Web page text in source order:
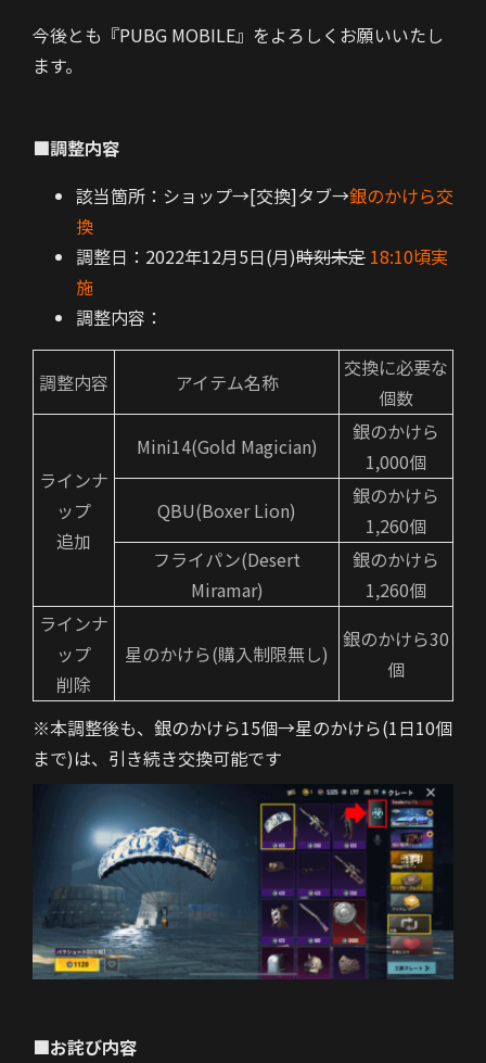
今後とも『PUBG MOBILE』をよろしくお願いいたし
ます。
■調整内容
該当箇所：ショップ→[交換]タブ→銀のかけら交
換
調整日：2022年12月5日(月)時刻未定 18:10頃実
施
調整内容：
調整内容 アイテム名称
交換に必要な
個数
ラインナ
ップ
追加
Mini14(Gold Magician)
銀のかけら
1,000個
QBU(Boxer Lion)
銀のかけら
1,260個
フライパン(Desert
Miramar)
銀のかけら
1,260個
ラインナ
ップ
削除
星のかけら(購入制限無し)
銀のかけら30
個
※本調整後も、銀のかけら15個→星のかけら(1日10個
まで)は、引き続き交換可能です
■お詫び内容